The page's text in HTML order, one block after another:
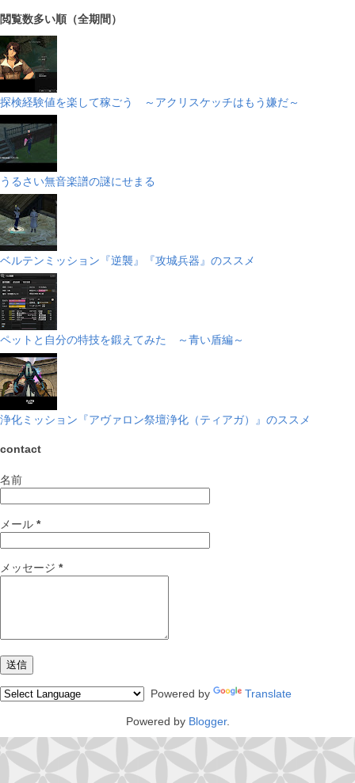
閲覧数多い順（全期間）
探検経験値を楽して稼ごう ～アクリスケッチはもう嫌だ～
うるさい無音楽譜の謎にせまる
ベルテンミッション『逆襲』『攻城兵器』のススメ
ペットと自分の特技を鍛えてみた ～青い盾編～
浄化ミッション『アヴァロン祭壇浄化（ティアガ）』のススメ
contact
名前
メール *
メッセージ *
Powered by Translate
Powered by Blogger.